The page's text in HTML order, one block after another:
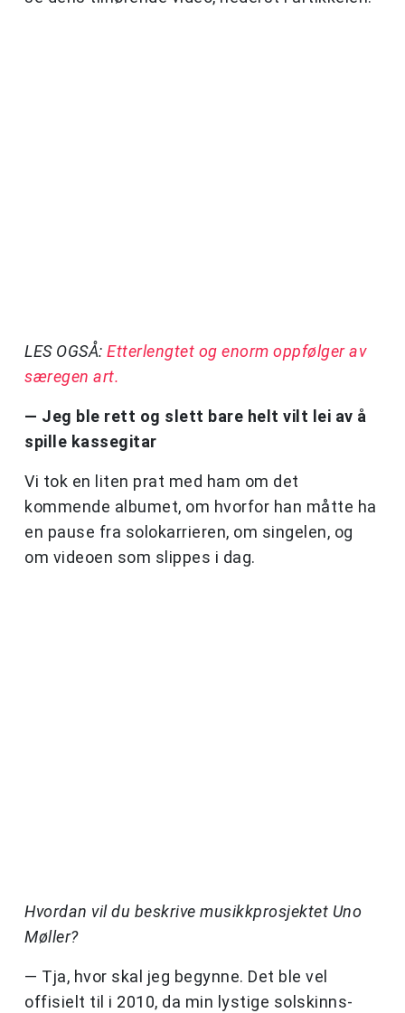
LES OGSÅ: Etterlengtet og enorm oppfølger av
særegen art.
— Jeg ble rett og slett bare helt vilt lei av å
spille kassegitar
Vi tok en liten prat med ham om det
kommende albumet, om hvorfor han måtte ha
en pause fra solokarrieren, om singelen, og
om videoen som slippes i dag.
Hvordan vil du beskrive musikkprosjektet Uno
Møller?
— Tja, hvor skal jeg begynne. Det ble vel
offisielt til i 2010, da min lystige solskinns-